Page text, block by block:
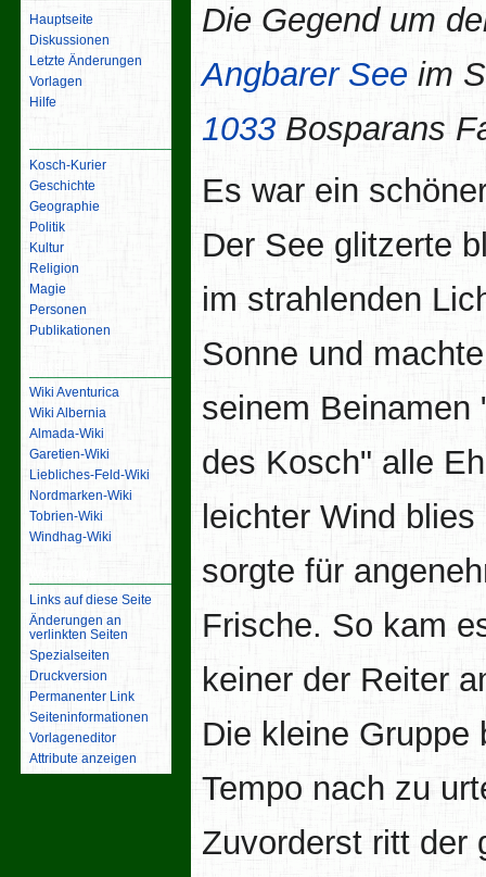
Die Gegend um
Angbarer See im
1033 Bosparans
Es war ein
Der See glitzerte
im strahlenden
Sonne und machte
seinem Beinamen
des Kosch" alle
leichter Wind blies
sorgte für
Frische. So kam
keiner der Reiter
Die kleine Gruppe
Tempo nach zu
Zuvorderst ritt der
Hauptseite
Diskussionen
Letzte Änderungen
Vorlagen
Hilfe
Kosch-Kurier
Geschichte
Geographie
Politik
Kultur
Religion
Magie
Personen
Publikationen
Wiki Aventurica
Wiki Albernia
Almada-Wiki
Garetien-Wiki
Liebliches-Feld-Wiki
Nordmarken-Wiki
Tobrien-Wiki
Windhag-Wiki
Links auf diese Seite
Änderungen an
verlinkten Seiten
Spezialseiten
Druckversion
Permanenter Link
Seiten­­informationen
Vorlageneditor
Attribute anzeigen